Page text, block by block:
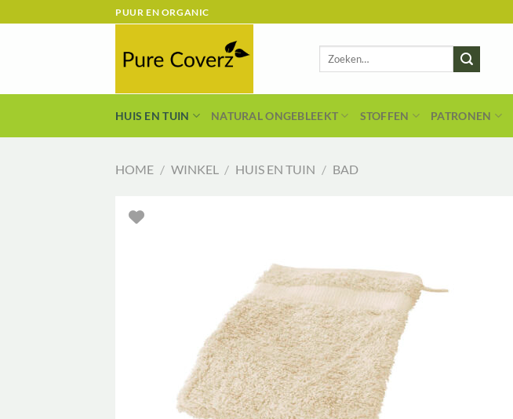
naar
PUUR EN ORGANIC
Zoeken
HUIS EN TUIN NATURAL ONGEBLEEKT STOFFEN PATRONEN
HOME / WINKEL / HUIS EN TUIN / BAD